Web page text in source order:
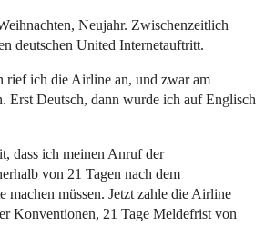
Neujahr. Zwischenzeitlich
deutschen United Internetauftritt.
rief ich die Airline an, und zwar am
Erst Deutsch, dann wurde ich auf Englisch
dass ich meinen Anruf der
von 21 Tagen nach dem
machen müssen. Jetzt zahle die Airline
Konventionen, 21 Tage Meldefrist von